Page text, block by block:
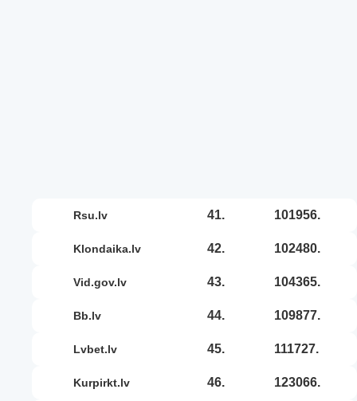
rsu.lv 41. 101956.
klondaika.lv 42. 102480.
vid.gov.lv 43. 104365.
bb.lv 44. 109877.
lvbet.lv 45. 111727.
kurpirkt.lv 46. 123066.